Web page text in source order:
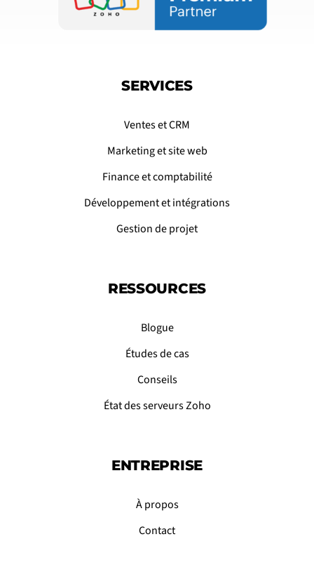
SERVICES
Ventes et CRM
Marketing et site web
Finance et comptabilité
Développement et intégrations
Gestion de projet
RESSOURCES
Blogue
Études de cas
Conseils
État des serveurs Zoho
ENTREPRISE
À propos
Contact